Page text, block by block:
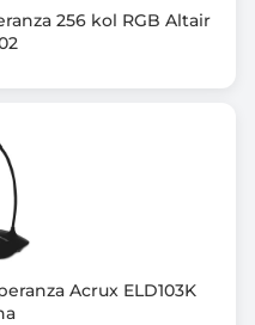
256 kol RGB Altair
Acrux ELD103K